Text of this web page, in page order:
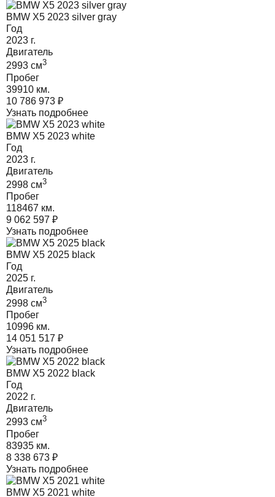
BMW X5 2023 silver gray
Год
2023 г.
Двигатель
2993 cм3
Пробег
39910 км.
10 786 973 ₽
Узнать подробнее
BMW X5 2023 white
Год
2023 г.
Двигатель
2998 cм3
Пробег
118467 км.
9 062 597 ₽
Узнать подробнее
BMW X5 2025 black
Год
2025 г.
Двигатель
2998 cм3
Пробег
10996 км.
14 051 517 ₽
Узнать подробнее
BMW X5 2022 black
Год
2022 г.
Двигатель
2993 cм3
Пробег
83935 км.
8 338 673 ₽
Узнать подробнее
BMW X5 2021 white